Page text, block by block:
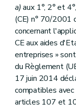
a)aux 1°, 2° et
(CE) n° 70/2001
concernant
CE aux aides
entreprises »
du Règlement
17 juin 2014
compatibles
articles 107 et